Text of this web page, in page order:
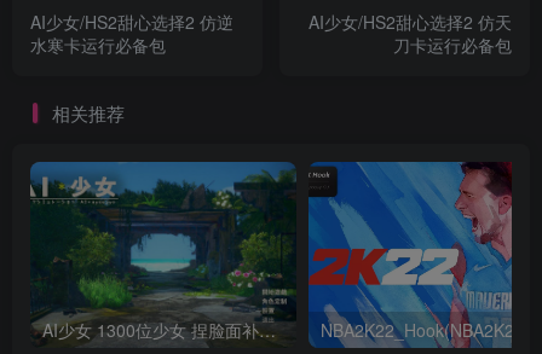
AI少女/HS2甜心选择2 仿逆
水寒卡运行必备包
AI少女/HS2甜心选择2 仿天
刀卡运行必备包
相关推荐
AI少女 1300位少女 捏脸面补数据整合包 总有一位是你想要的